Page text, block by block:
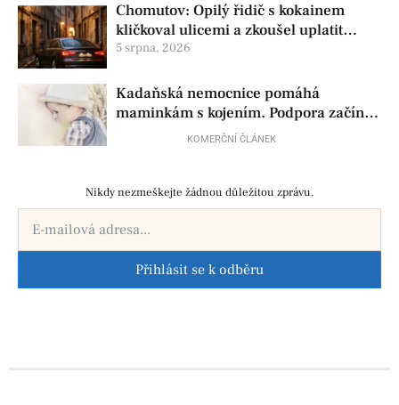
Chomutov: Opilý řidič s kokainem
kličkoval ulicemi a zkoušel uplatit
policisty
5 srpna, 2026
Kadaňská nemocnice pomáhá
maminkám s kojením. Podpora začíná
už před porodemKOMERČNÍ ČLÁNEK
Nikdy nezmeškejte žádnou důležitou zprávu.
Přihlásit se k odběru